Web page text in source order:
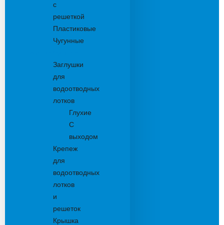
с
решеткой
Пластиковые
Чугунные
Заглушки
для
водоотводных
лотков
Глухие
С
выходом
Крепеж
для
водоотводных
лотков
и
решеток
Крышка